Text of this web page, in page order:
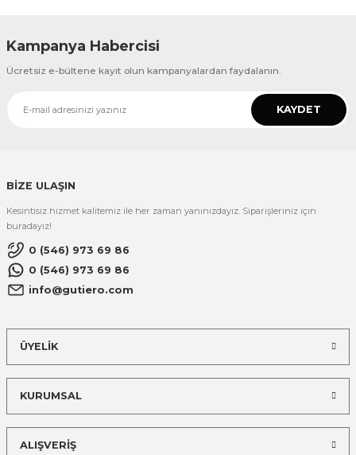
Kampanya Habercisi
Ücretsiz e-bültene kayıt olun kampanyalardan faydalanın.
KAYDET
BİZE ULAŞIN
Kesintisiz hizmet kalitemiz ile her zaman yanınızdayız. Siparişleriniz için
buradayız!
0 (546) 973 69 86
0 (546) 973 69 86
info@gutiero.com
ÜYELİK
KURUMSAL
ALIŞVERİŞ